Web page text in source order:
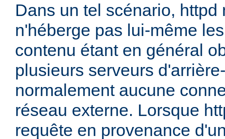
Dans un tel scénario, httpd
n'héberge pas lui-même
contenu étant en général
plusieurs serveurs
normalement aucune
réseau externe. Lorsque
requête en provenance